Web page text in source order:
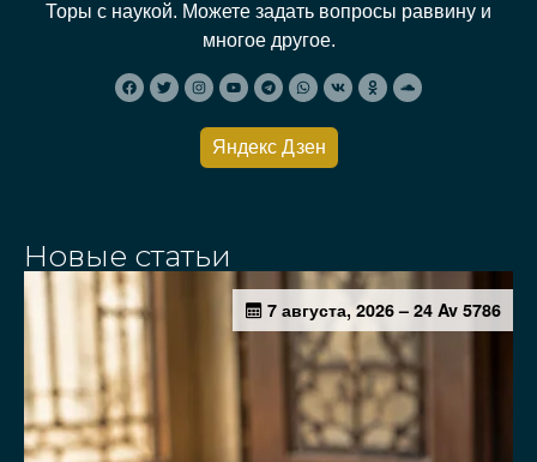
Торы с наукой. Можете задать вопросы раввину и
многое другое.
Яндекс Дзен
Новые статьи